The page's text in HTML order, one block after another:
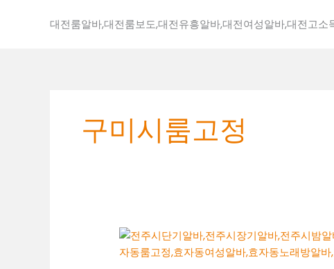
대전룸알바,대전룸보도,대전유흥알바,대전여성알바,대전고소
구미시룸고정
대
전